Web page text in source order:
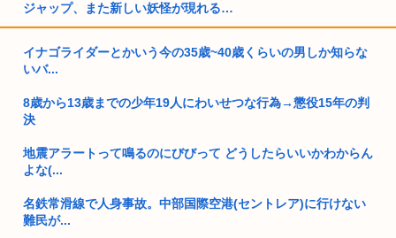
ジャップ、また新しい妖怪が現れる…
ス違反だ...
トランプ、2028年も大統領続投を示唆
カナダ（平均年収1259万円）に行った男性「あれ？日本（平均
年収...
国債の利払い費2035年には45兆円に…財務省試算
【快挙】研究職を目指す若い女性に対し国から年間五千万円の
補助金支...
イナゴライダーとかいう今の35歳~40歳くらいの男しか知らな
いバ...
8歳から13歳までの少年19人にわいせつな行為→懲役15年の判
決
地震アラートって鳴るのにびびって どうしたらいいかわからん
よな(...
名鉄常滑線で人身事故。中部国際空港(セントレア)に行けない
難民が...